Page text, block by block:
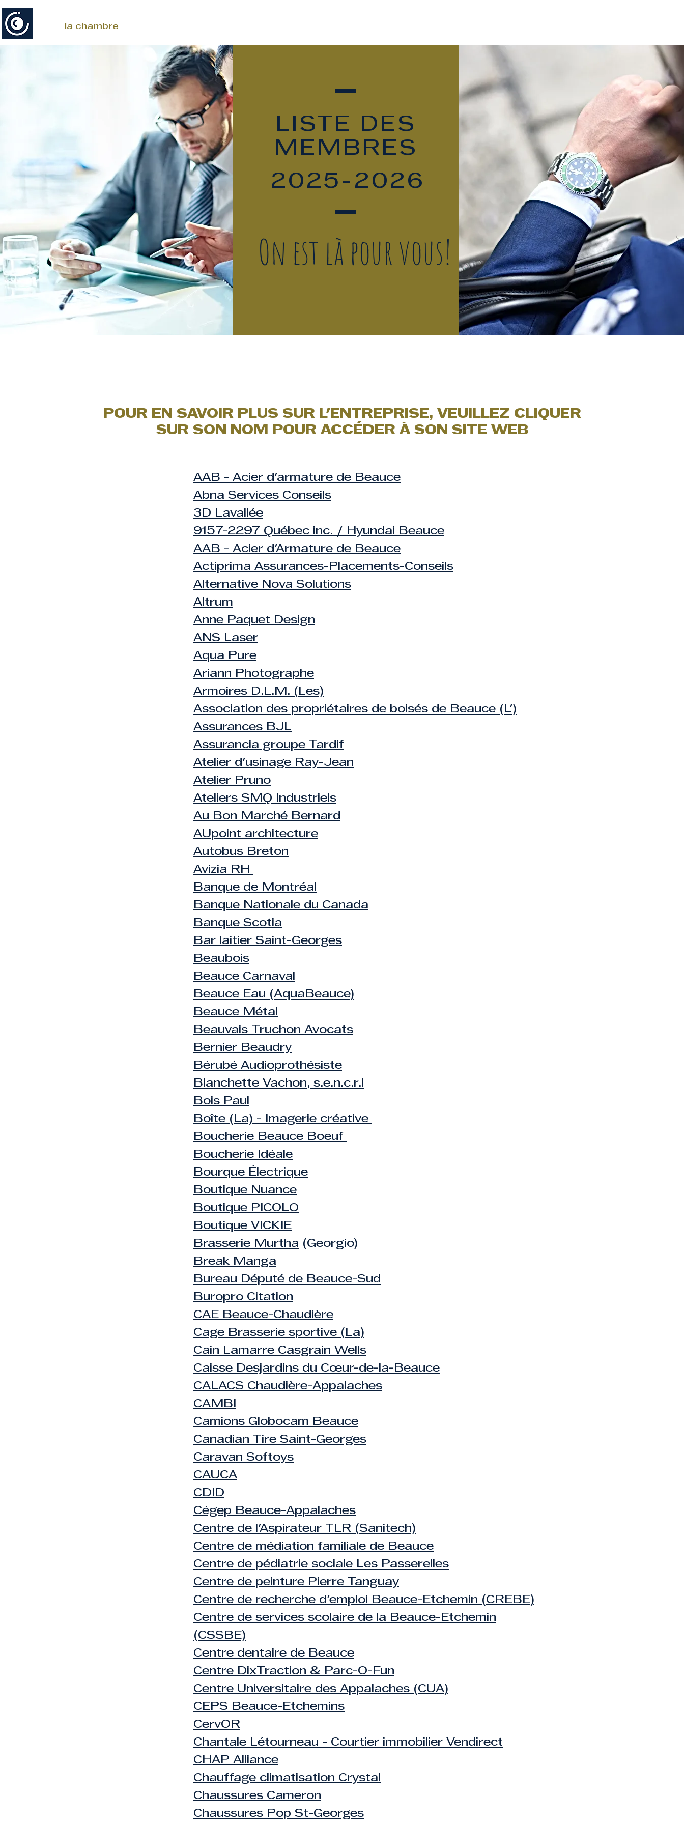
la chambre
LISTE DES
MEMBRES
2025-2026
On est là pour vous!
POUR EN SAVOIR PLUS SUR L'ENTREPRISE, VEUILLEZ CLIQUER
SUR SON NOM POUR ACCÉDER À SON SITE WEB
AAB - Acier d'armature de Beauce
Abna Services Conseils
3D Lavallée
9157-2297 Québec inc. / Hyundai Beauce
AAB - Acier d'Armature de Beauce
Actiprima Assurances-Placements-Conseils
Alternative Nova Solutions
Altrum
Anne Paquet Design
ANS Laser
Aqua Pure
Ariann Photographe
Armoires D.L.M. (Les)
Association des propriétaires de boisés de Beauce (L')
Assurances BJL
Assurancia groupe Tardif
Atelier d'usinage Ray-Jean
Atelier Pruno
Ateliers SMQ Industriels
Au Bon Marché Bernard
AUpoint architecture
Autobus Breton
Avizia RH
Banque de Montréal
Banque Nationale du Canada
Banque Scotia
Bar laitier Saint-Georges
Beaubois
Beauce Carnaval
Beauce Eau (AquaBeauce)
Beauce Métal
Beauvais Truchon Avocats
Bernier Beaudry
Bérubé Audioprothésiste
Blanchette Vachon, s.e.n.c.r.l
Bois Paul
Boîte (La) - Imagerie créative
Boucherie Beauce Boeuf
Boucherie Idéale
Bourque Électrique
Boutique Nuance
Boutique PICOLO
Boutique VICKIE
Brasserie Murtha (Georgio)
Break Manga
Bureau Député de Beauce-Sud
Buropro Citation
CAE Beauce-Chaudière
Cage Brasserie sportive (La)
Cain Lamarre Casgrain Wells
Caisse Desjardins du Cœur-de-la-Beauce
CALACS Chaudière-Appalaches
CAMBI
Camions Globocam Beauce
Canadian Tire Saint-Georges
Caravan Softoys
CAUCA
CDID
Cégep Beauce-Appalaches
Centre de l'Aspirateur TLR (Sanitech)
Centre de médiation familiale de Beauce
Centre de pédiatrie sociale Les Passerelles
Centre de peinture Pierre Tanguay
Centre de recherche d'emploi Beauce-Etchemin (CREBE)
Centre de services scolaire de la Beauce-Etchemin
(CSSBE)
Centre dentaire de Beauce
Centre DixTraction & Parc-O-Fun
Centre Universitaire des Appalaches (CUA)
CEPS Beauce-Etchemins
CervOR
Chantale Létourneau - Courtier immobilier Vendirect
CHAP Alliance
Chauffage climatisation Crystal
Chaussures Cameron
Chaussures Pop St-Georges